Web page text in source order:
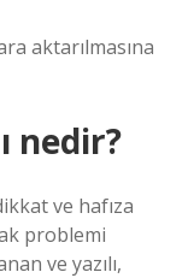
aktarılmasına
nedir?
ve hafıza
problemi
ve yazılı,